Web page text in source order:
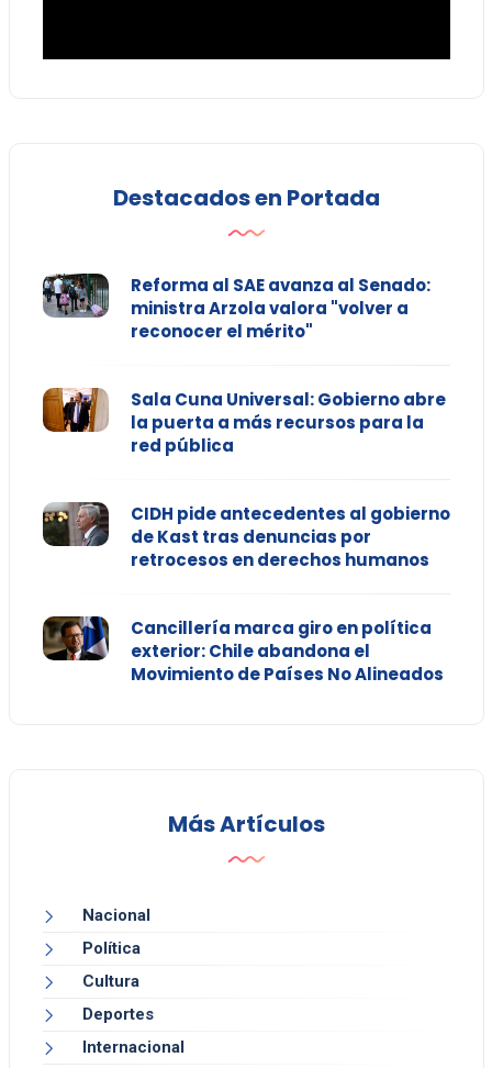
Destacados en Portada
Reforma al SAE avanza al Senado:
ministra Arzola valora "volver a
reconocer el mérito"
Sala Cuna Universal: Gobierno abre
la puerta a más recursos para la
red pública
CIDH pide antecedentes al gobierno
de Kast tras denuncias por
retrocesos en derechos humanos
Cancillería marca giro en política
exterior: Chile abandona el
Movimiento de Países No Alineados
Más Artículos
Nacional
Política
Cultura
Deportes
Internacional